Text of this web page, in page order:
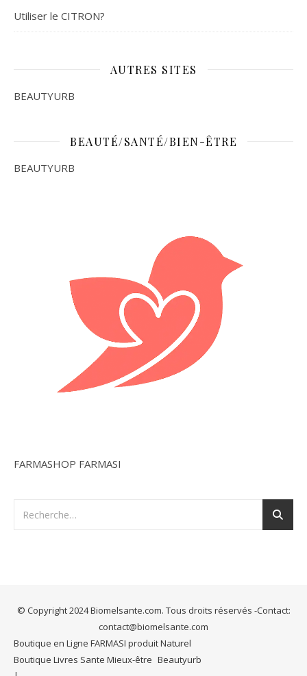
Utiliser le CITRON?
AUTRES SITES
BEAUTYURB
BEAUTÉ/SANTÉ/BIEN-ÊTRE
BEAUTYURB
FARMASHOP FARMASI
© Copyright 2024 Biomelsante.com. Tous droits réservés -Contact:
contact@biomelsante.com
Boutique en Ligne FARMASI produit Naturel
Boutique Livres Sante Mieux-être Beautyurb